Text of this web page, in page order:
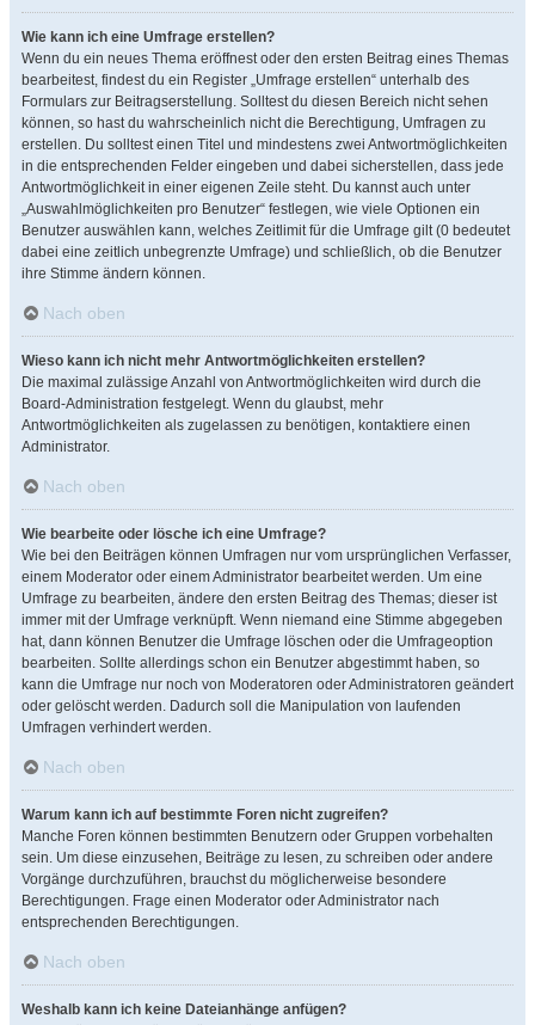
Wie kann ich eine Umfrage erstellen?
Wenn du ein neues Thema eröffnest oder den ersten Beitrag eines Themas
bearbeitest, findest du ein Register „Umfrage erstellen“ unterhalb des
Formulars zur Beitragserstellung. Solltest du diesen Bereich nicht sehen
können, so hast du wahrscheinlich nicht die Berechtigung, Umfragen zu
erstellen. Du solltest einen Titel und mindestens zwei Antwortmöglichkeiten
in die entsprechenden Felder eingeben und dabei sicherstellen, dass jede
Antwortmöglichkeit in einer eigenen Zeile steht. Du kannst auch unter
„Auswahlmöglichkeiten pro Benutzer“ festlegen, wie viele Optionen ein
Benutzer auswählen kann, welches Zeitlimit für die Umfrage gilt (0 bedeutet
dabei eine zeitlich unbegrenzte Umfrage) und schließlich, ob die Benutzer
ihre Stimme ändern können.
Nach oben
Wieso kann ich nicht mehr Antwortmöglichkeiten erstellen?
Die maximal zulässige Anzahl von Antwortmöglichkeiten wird durch die
Board-Administration festgelegt. Wenn du glaubst, mehr
Antwortmöglichkeiten als zugelassen zu benötigen, kontaktiere einen
Administrator.
Nach oben
Wie bearbeite oder lösche ich eine Umfrage?
Wie bei den Beiträgen können Umfragen nur vom ursprünglichen Verfasser,
einem Moderator oder einem Administrator bearbeitet werden. Um eine
Umfrage zu bearbeiten, ändere den ersten Beitrag des Themas; dieser ist
immer mit der Umfrage verknüpft. Wenn niemand eine Stimme abgegeben
hat, dann können Benutzer die Umfrage löschen oder die Umfrageoption
bearbeiten. Sollte allerdings schon ein Benutzer abgestimmt haben, so
kann die Umfrage nur noch von Moderatoren oder Administratoren geändert
oder gelöscht werden. Dadurch soll die Manipulation von laufenden
Umfragen verhindert werden.
Nach oben
Warum kann ich auf bestimmte Foren nicht zugreifen?
Manche Foren können bestimmten Benutzern oder Gruppen vorbehalten
sein. Um diese einzusehen, Beiträge zu lesen, zu schreiben oder andere
Vorgänge durchzuführen, brauchst du möglicherweise besondere
Berechtigungen. Frage einen Moderator oder Administrator nach
entsprechenden Berechtigungen.
Nach oben
Weshalb kann ich keine Dateianhänge anfügen?